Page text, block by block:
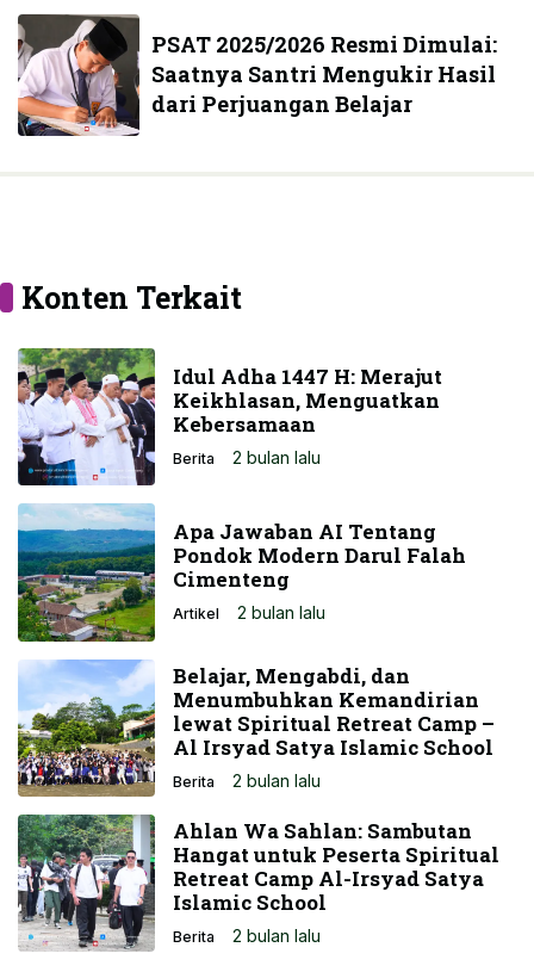
PSAT 2025/2026 Resmi Dimulai:
Saatnya Santri Mengukir Hasil
dari Perjuangan Belajar
Konten Terkait
Idul Adha 1447 H: Merajut
Keikhlasan, Menguatkan
Kebersamaan
Berita 2 bulan lalu
Apa Jawaban AI Tentang
Pondok Modern Darul Falah
Cimenteng
Artikel 2 bulan lalu
Belajar, Mengabdi, dan
Menumbuhkan Kemandirian
lewat Spiritual Retreat Camp –
Al Irsyad Satya Islamic School
Berita 2 bulan lalu
Ahlan Wa Sahlan: Sambutan
Hangat untuk Peserta Spiritual
Retreat Camp Al-Irsyad Satya
Islamic School
Berita 2 bulan lalu